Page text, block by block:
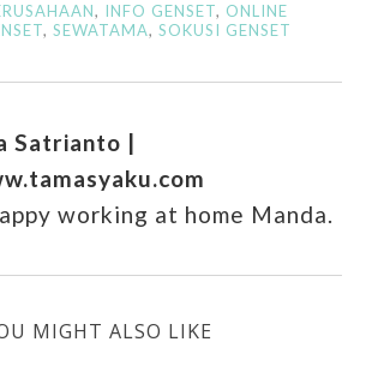
, INFO GENSET, ONLINE
, SEWATAMA, SOKUSI GENSET
Satrianto |
working at home Manda.
MIGHT ALSO LIKE